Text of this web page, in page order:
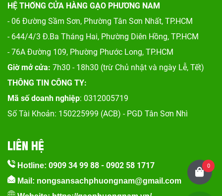
HỆ THỐNG CỬA HÀNG GẠO PHƯƠNG NAM
- 06 Đường Sầm Sơn, Phường Tân Sơn Nhất, TP.HCM
- 644/4/3 Đ.Ba Tháng Hai, Phường Diên Hồng, TP.HCM
- 76A Đường 109, Phường Phước Long, TP.HCM
Giờ mở cửa: 7h30 - 18h30 (trừ Chủ nhật và ngày Lễ, Tết)
THÔNG TIN CÔNG TY:
Mã số doanh nghiệp: 0312005719
Số Tài Khoản: 150225999 (ACB) - PGD Tân Sơn Nhì
LIÊN HỆ
Hotline: 0909 34 99 88 - 0902 58 1717
Mail: nongsansachphuongnam@gmail.com
0